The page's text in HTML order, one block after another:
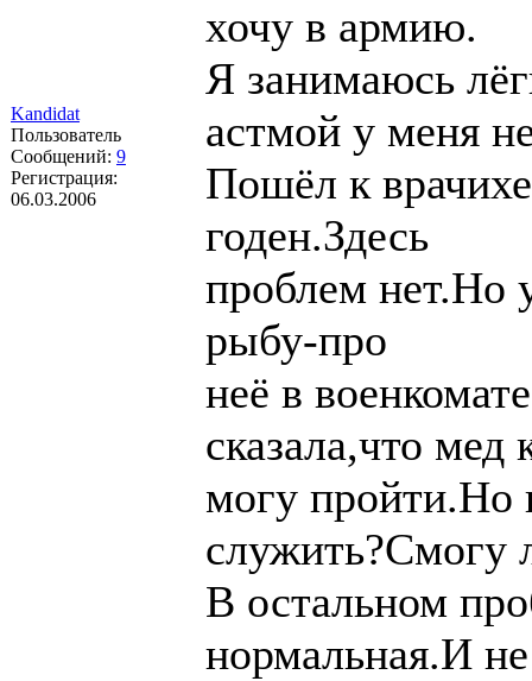
Kandidat
Пользователь
Сообщений: 9
Регистрация:
06.03.2006
хочу в армию.
Я занимаюсь
астмой у меня
Пошёл к
годен.Здесь
проблем нет.Но
рыбу-про
неё в
сказала,что мед
могу пройти.Но
служить?Смогу
В остальном
нормальная.И